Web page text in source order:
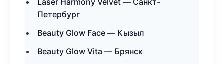
Laser Harmony Velvet — Санкт-
Петербург
Beauty Glow Face — Кызыл
Beauty Glow Vita — Брянск